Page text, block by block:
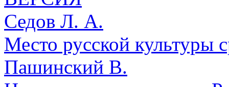
Седов Л. А.
Место русской культуры
Пашинский В.